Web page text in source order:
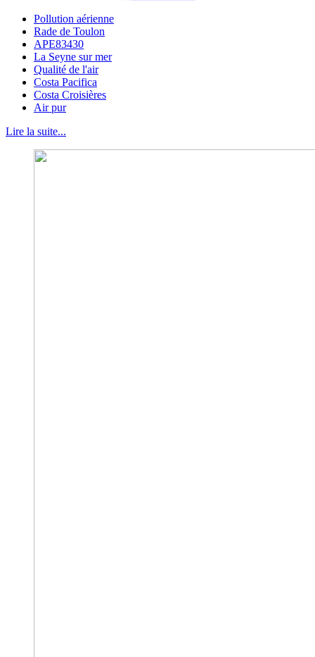
Pollution aérienne
Rade de Toulon
APE83430
La Seyne sur mer
Qualité de l'air
Costa Pacifica
Costa Croisières
Air pur
Lire la suite...